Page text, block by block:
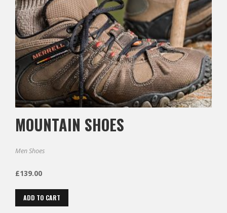
MOUNTAIN SHOES
Men Shoes
£139.00
ADD TO CART